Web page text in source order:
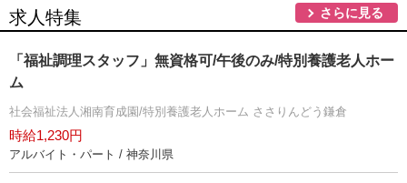
求人特集 さらに見る
「福祉調理スタッフ」無資格可/午後のみ/特別養護老人ホー
ム
社会福祉法人湘南育成園/特別養護老人ホーム ささりんどう鎌倉
時給1,230円
アルバイト・パート / 神奈川県